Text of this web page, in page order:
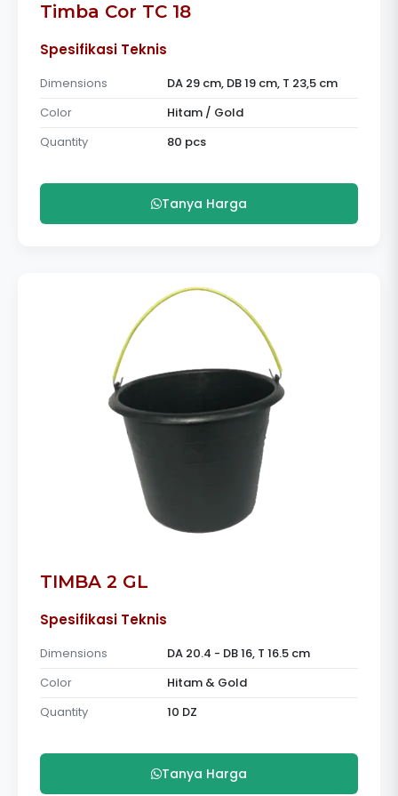
Timba Cor TC 18
Spesifikasi Teknis
Dimensions
DA 29 cm, DB 19 cm, T 23,5 cm
Color
Hitam / Gold
Quantity
80 pcs
Tanya Harga
TIMBA 2 GL
Spesifikasi Teknis
Dimensions
DA 20.4 - DB 16, T 16.5 cm
Color
Hitam & Gold
Quantity
10 DZ
Tanya Harga